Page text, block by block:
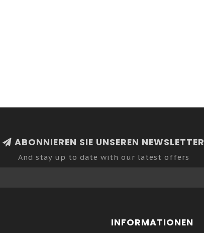
ABONNIEREN SIE UNSEREN NEWSLETTER
And stay up to date with our latest offers
INFORMATIONEN